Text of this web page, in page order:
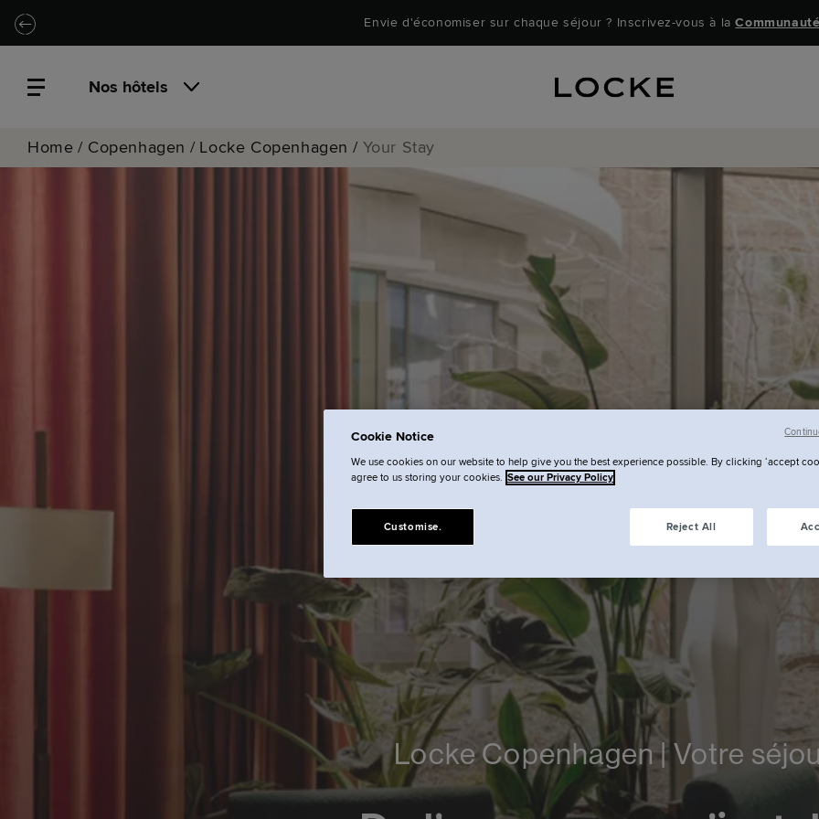
Passer au contenu principal
Locke.Header.SkipToNav Envie d'économiser sur chaque séjour ? Inscrivez-vous à la
Nos hôtels
Home / Copenhagen / Locke Copenhagen / Your Stay
Locke Copenhagen | Votre
Cookie Notice
We use cookies on our website to help give you the best experience possible. By clicking ‘accept
agree to us storing your cookies. See our Privacy Policy
Reject All
Customise.